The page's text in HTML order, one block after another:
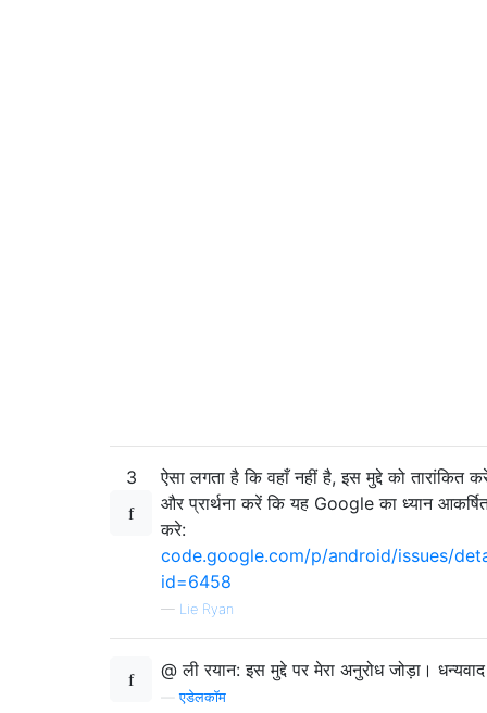
3
ऐसा लगता है कि वहाँ नहीं है, इस मुद्दे को तारांकित
और प्रार्थना करें कि यह Google का ध्यान
करे:
code.google.com/p/android/issues/
id=6458
— Lie Ryan
@ ली रयान: इस मुद्दे पर मेरा अनुरोध जोड़ा।
—एडेलकॉम